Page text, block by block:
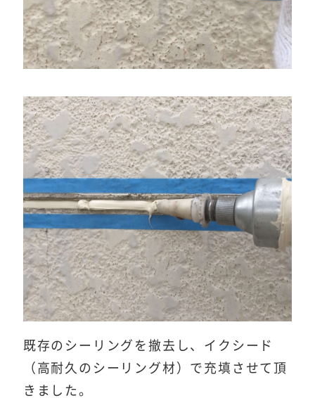
既存のシーリングを撤去し、イクシード
（高耐久のシーリング材）で充填させて頂
きました。